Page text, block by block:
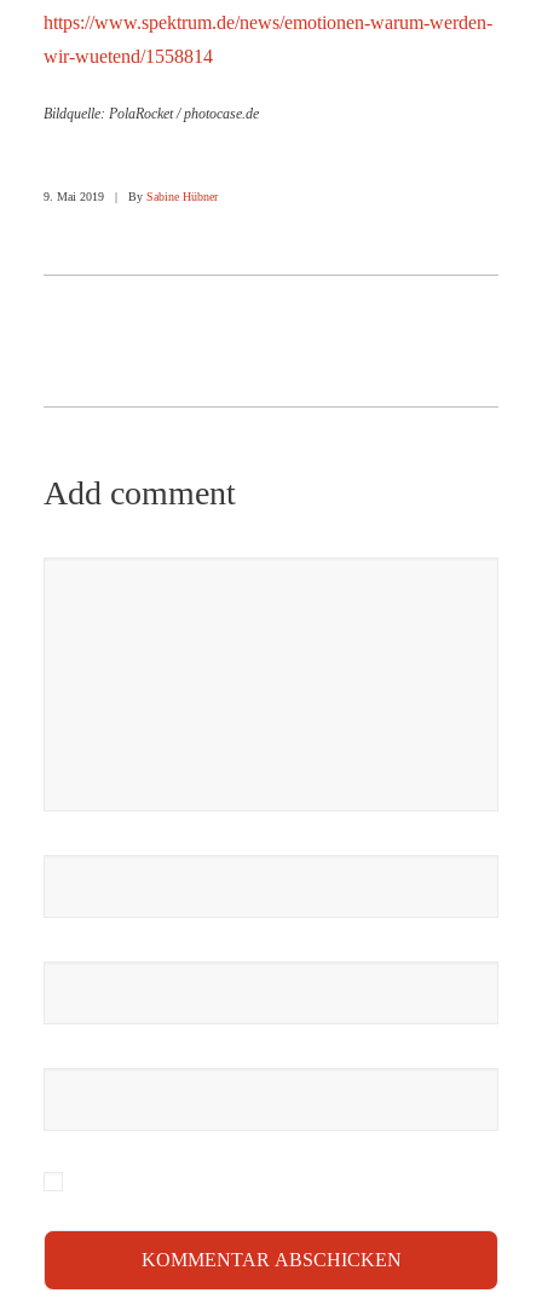
https://www.spektrum.de/news/emotionen-warum-werden-
wir-wuetend/1558814
Bildquelle: PolaRocket / photocase.de
9. Mai 2019 | By Sabine Hübner
Add comment